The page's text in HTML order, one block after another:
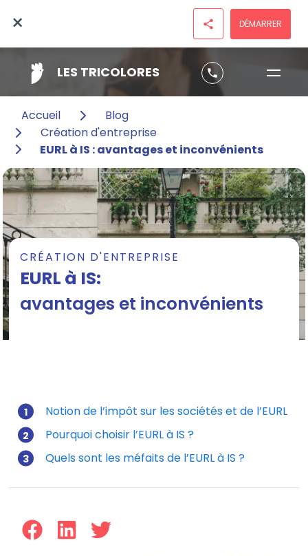
LES TRICOLORES phone
× share DÉMARRER
Accueil
Blog
Création d'entreprise
EURL à IS : avantages et inconvénients
CRÉATION D'ENTREPRISE
EURL à IS:
avantages et inconvénients
Mis à jour le 23/07/2024
Notion de l’impôt sur les sociétés et de l’EURL
Pourquoi choisir l’EURL à IS ?
Quels sont les méfaits de l’EURL à IS ?